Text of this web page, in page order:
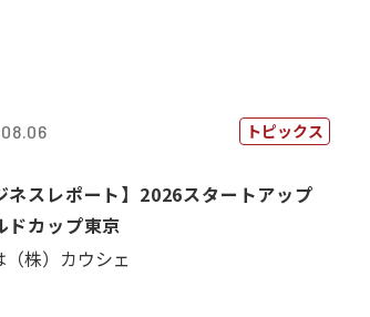
トピックス
ネスレポート】2026スタートアップ
ドカップ東京
（株）カウシェ